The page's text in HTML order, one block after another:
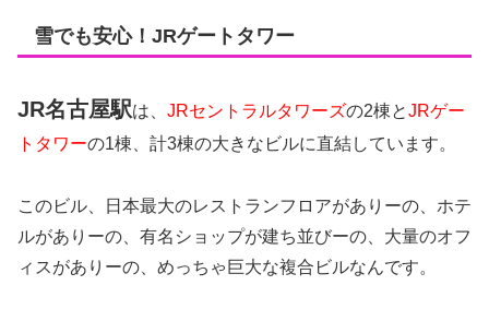
雪でも安心！JRゲートタワー
JR名古屋駅は、 JRセントラルタワーズの2棟とJRゲー
トタワーの1棟、計3棟の大きなビルに直結しています。
このビル、日本最大のレストランフロアがありーの、ホテ
ルがありーの、有名ショップが建ち並びーの、大量のオフ
ィスがありーの、めっちゃ巨大な複合ビルなんです。